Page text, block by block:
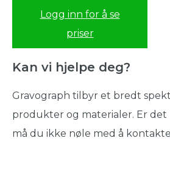
Logg inn for å se
priser
Kan vi hjelpe deg?
Gravograph tilbyr et bredt
produkter og materialer. Er
må du ikke nøle med å kontakte